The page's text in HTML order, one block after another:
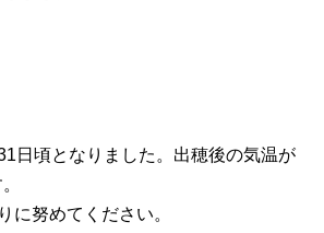
日頃となりました。出穂後の気温が
努めてください。